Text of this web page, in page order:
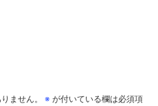
ません。 ※ が付いている欄は必須項